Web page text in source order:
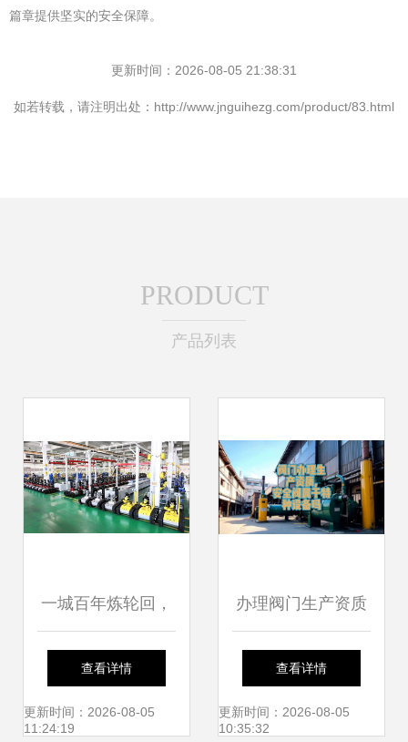
篇章提供坚实的安全保障。
更新时间：2026-08-05 21:38:31
如若转载，请注明出处：http://www.jnguihezg.com/product/83.html
PRODUCT
产品列表
一城百年炼轮回，
借智重生楚天明 聚
焦中信重工开诚智
查看详情
更新时间：2026-08-05
11:24:19
办理阀门生产资质
相关问题解析
查看详情
更新时间：2026-08-05
10:35:32